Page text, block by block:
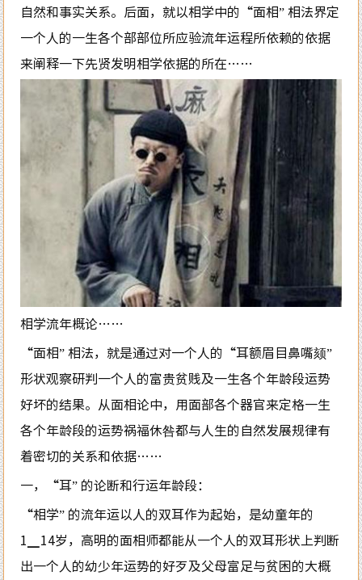
自然和事实关系。后面，就以相学中的“面相” 相法界定
一个人的一生各个部部位所应验流年运程所依赖的依据
来阐释一下先贤发明相学依据的所在……
相学流年概论……
“面相” 相法，就是通过对一个人的“耳额眉目鼻嘴颏”
形状观察研判一个人的富贵贫贱及一生各个年龄段运势
好坏的结果。从面相论中，用面部各个器官来定格一生
各个年龄段的运势祸福休咎都与人生的自然发展规律有
着密切的关系和依据……
一，“耳” 的论断和行运年龄段：
“相学” 的流年运以人的双耳作为起始，是幼童年的
1▁14岁，高明的面相师都能从一个人的双耳形状上判断
出一个人的幼少年运势的好歹及父母富足与贫困的大概